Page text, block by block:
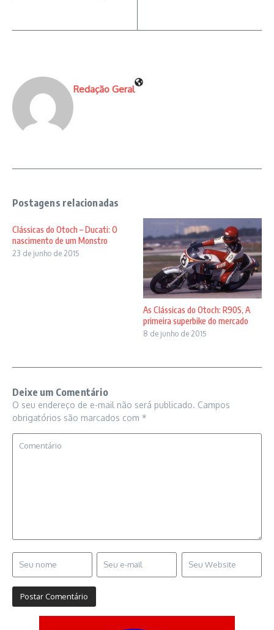
Redação Geral
Postagens relacionadas
Clássicas do Otoch – Ducati: O
nascimento de um Monstro
23 de junho de 2015
As Clássicas do Otoch: R90S, A
primeira superbike do mercado
8 de junho de 2015
Deixe um Comentário
O seu endereço de e-mail não será publicado. Campos
obrigatórios são marcados com *